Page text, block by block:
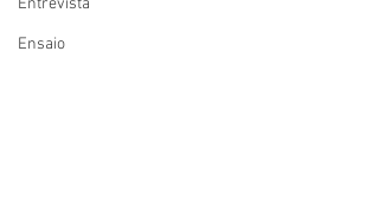
Entrevista
Ensaio